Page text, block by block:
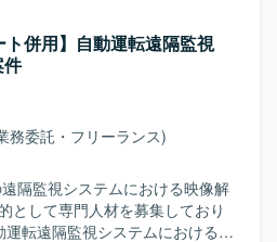
ス（EDR、ゼロタッチデプロイ
検証、ヘルプデスクからのエス
ト、既存サービスの高度化支援
ど）、グループ会社へのITサポー
務にも携わっていただきます。
ラ領域において主体的にプロジ
門や外部パートナーと円滑にコ
がら調整・合意形成を進められ
化の多い環境下でも柔軟に対応
決策を提案・実行していただけ
ております。 【ポジショ
したWebシステム基盤の設計・構
いただきます。 Terraformや
行基盤の設計・構築や、自動化ス
整備を行っていただきます。
Server上でのApache、
どのミドルウェア設計・設定お
きます。 JP1、HULFT、
構成要素の設計レビューやパフ
施いただきます。 【求める
化や自動化に関心を持ち、主体
ける方を求めております。 関係
ト併用】自動運転遠隔監視
件
務委託・フリーランス)
隔監視システムにおける映像解
として専門人材を募集しており